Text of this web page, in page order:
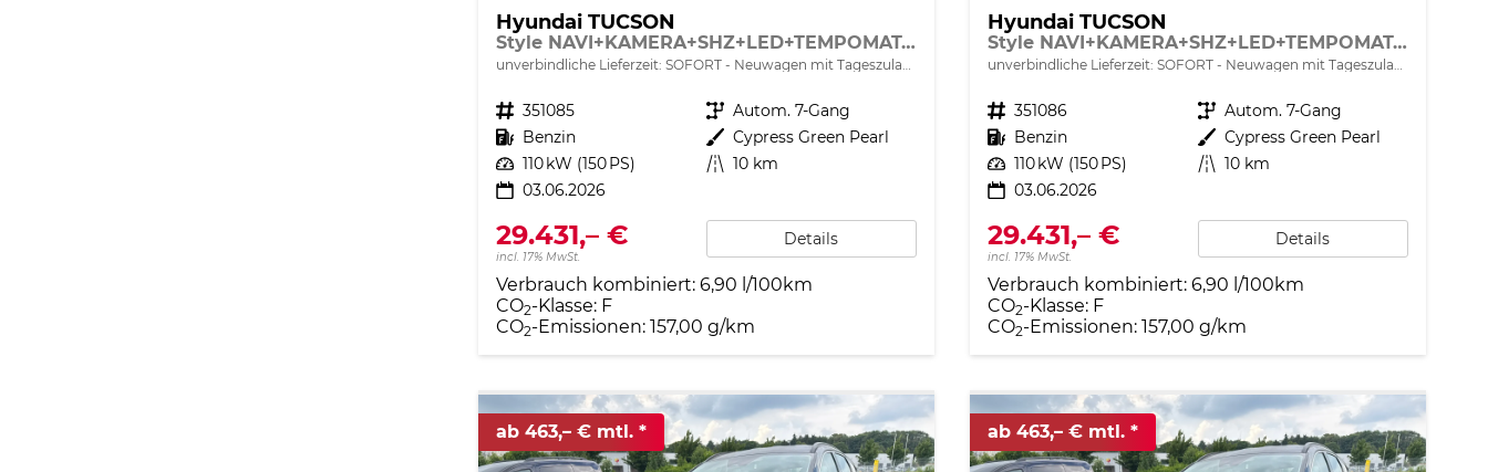
Hyundai TUCSON
Style NAVI+KAMERA+SHZ+LED+TEMPOMAT+17" ALU+PDC
unverbindliche Lieferzeit: SOFORT Neuwagen mit Tageszulassung
Fahrzeugnr. 351085 Getriebe Autom. 7-Gang
Kraftstoff Benzin Außenfarbe Cypress Green Pearl
Leistung 110 kW (150 PS) Kilometerstand 10 km
03.06.2026
29.431,– €
incl. 17% MwSt.
Details
Verbrauch kombiniert: 6,90 l/100km
CO2-Klasse: F
CO2-Emissionen: 157,00 g/km
Hyundai TUCSON
Style NAVI+KAMERA+SHZ+LED+TEMPOMAT+17" ALU+PDC
unverbindliche Lieferzeit: SOFORT Neuwagen mit Tageszulassung
Fahrzeugnr. 351086 Getriebe Autom. 7-Gang
Kraftstoff Benzin Außenfarbe Cypress Green Pearl
Leistung 110 kW (150 PS) Kilometerstand 10 km
03.06.2026
29.431,– €
incl. 17% MwSt.
Details
Verbrauch kombiniert: 6,90 l/100km
CO2-Klasse: F
CO2-Emissionen: 157,00 g/km
ab 463,– € mtl. ab 463,– € mtl.